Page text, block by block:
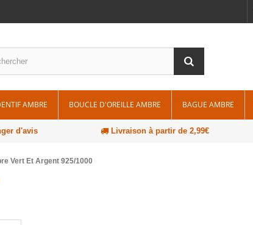
AMBRE BOUCLE D'OREILLE AMBRE BAGUE AMBRE
d'avis Livraison à partir de 2,99€
Vert Et Argent 925/1000